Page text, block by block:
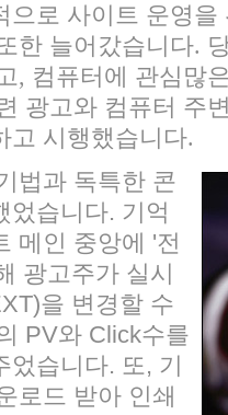
으로 사이트 운영
한 늘어갔습니다.
, 컴퓨터에 관심많
광고와 컴퓨터 주
고 시행했습니다.
법과 독특한 콘
었습니다. 기억
메인 중앙에 '전
광고주가 실시
을 변경할 수
PV와 Click수를
습니다. 또, 기
로드 받아 인쇄